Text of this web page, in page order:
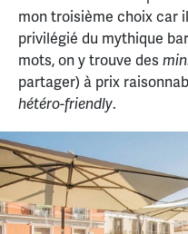
mon troisième choix car
privilégié du mythique
mots, on y trouve des
partager) à prix
hétéro-friendly.